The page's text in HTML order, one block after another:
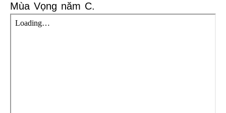
Mùa Vọng năm C.